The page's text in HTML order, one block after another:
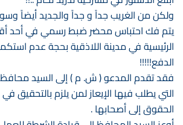
ولكن من الغريب جداً و جداً والجديد أيضاً
يتم فك احتباس محضر ضبط رسمي في أحد
الرئيسية في مدينة اللاذقية بحجة عدم
الدفع!!!!!
فقد تقدم المدعو ( ش. م ) إلى السيد محافظ
التي يطلب فيها الإيعاز لمن يلزم بالتحقيق
الحقوق إلى أصحابها .